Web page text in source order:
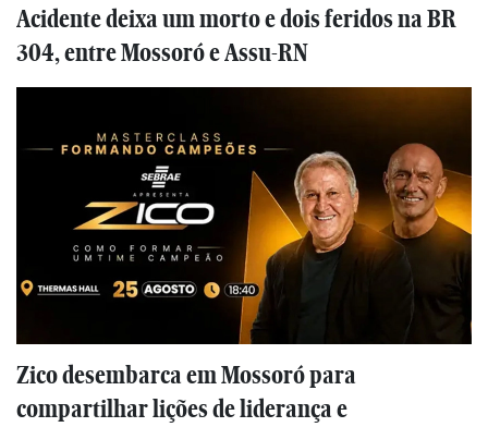
Acidente deixa um morto e dois feridos na BR
304, entre Mossoró e Assu-RN
Zico desembarca em Mossoró para
compartilhar lições de liderança e